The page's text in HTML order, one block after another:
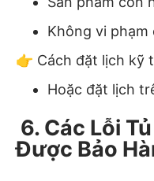
Không vi phạm
👉 Cách đặt lịch kỹ
Hoặc đặt lịch
6. Các Lỗi
Được Bảo